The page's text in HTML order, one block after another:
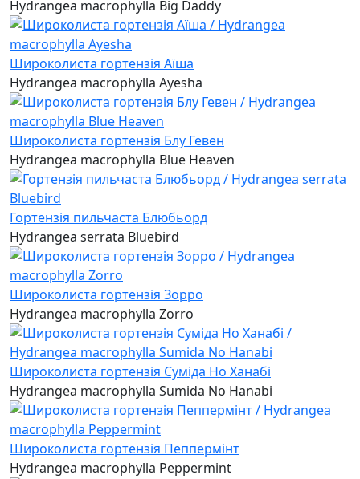
Hydrangea macrophylla Big Daddy
Широколиста гортензія Аїша
Hydrangea macrophylla Ayesha
Широколиста гортензія Блу Гевен
Hydrangea macrophylla Blue Heaven
Гортензія пильчаста Блюбьорд
Hydrangea serrata Bluebird
Широколиста гортензія Зорро
Hydrangea macrophylla Zorro
Широколиста гортензія Суміда Но Ханабі
Hydrangea macrophylla Sumida No Hanabi
Широколиста гортензія Пеппермінт
Hydrangea macrophylla Peppermint